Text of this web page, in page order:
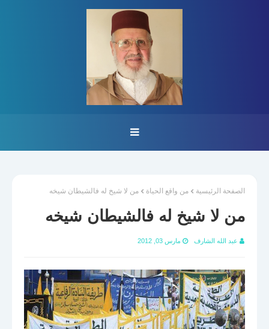
الصفحة الرئيسية من واقع الحياة من لا شيخ له فالشيطان شيخه
من لا شيخ له فالشيطان شيخه
عبد الله الشارف مارس 03, 2012